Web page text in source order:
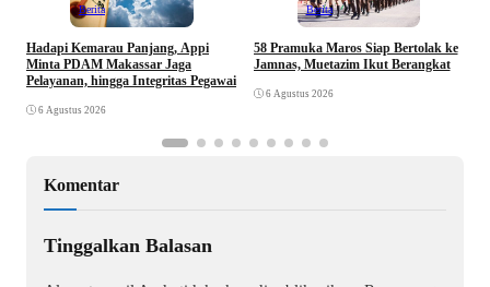
Berita
Hadapi Kemarau Panjang, Appi
Minta PDAM Makassar Jaga
Pelayanan, hingga Integritas Pegawai
6 Agustus 2026
Berita
58 Pramuka Maros Siap Bertolak ke
Jamnas, Muetazim Ikut Berangkat
6 Agustus 2026
Komentar
Tinggalkan Balasan